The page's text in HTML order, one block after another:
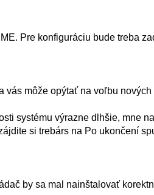
Pre konfiguráciu bude treba
vás môže opýtať na voľbu
systému výrazne dlhšie, mne
si trebárs na Po ukončení
by sa mal nainštalovať